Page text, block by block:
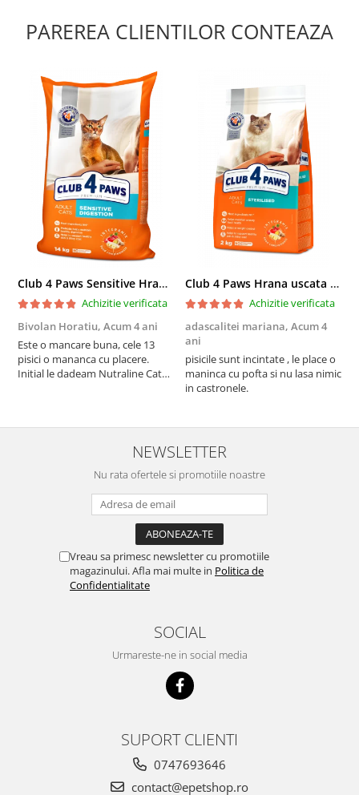
PAREREA CLIENTILOR CONTEAZA
Club 4 Paws Sensitive Hrana uscata pisici adulte, 14kg
Achizitie verificata
Bivolan Horatiu, Acum 4 ani
Este o mancare buna, cele 13
pisici o mananca cu placere.
Initial le dadeam Nutraline Cat
nu o mananca cu placere. Eu
sunt multumit si voi continua cu
Club 4 Paws Hrana uscata pisici sterilizate, 2kg
Achizitie verificata
adascalitei mariana, Acum 4
ani
pisicile sunt incintate , le place o
maninca cu pofta si nu lasa nimic
in castronele.
NEWSLETTER
Nu rata ofertele si promotiile noastre
Vreau sa primesc newsletter cu promotiile
magazinului. Afla mai multe in Politica de
Confidentialitate
SOCIAL
Urmareste-ne in social media
SUPORT CLIENTI
0747693646
contact@epetshop.ro